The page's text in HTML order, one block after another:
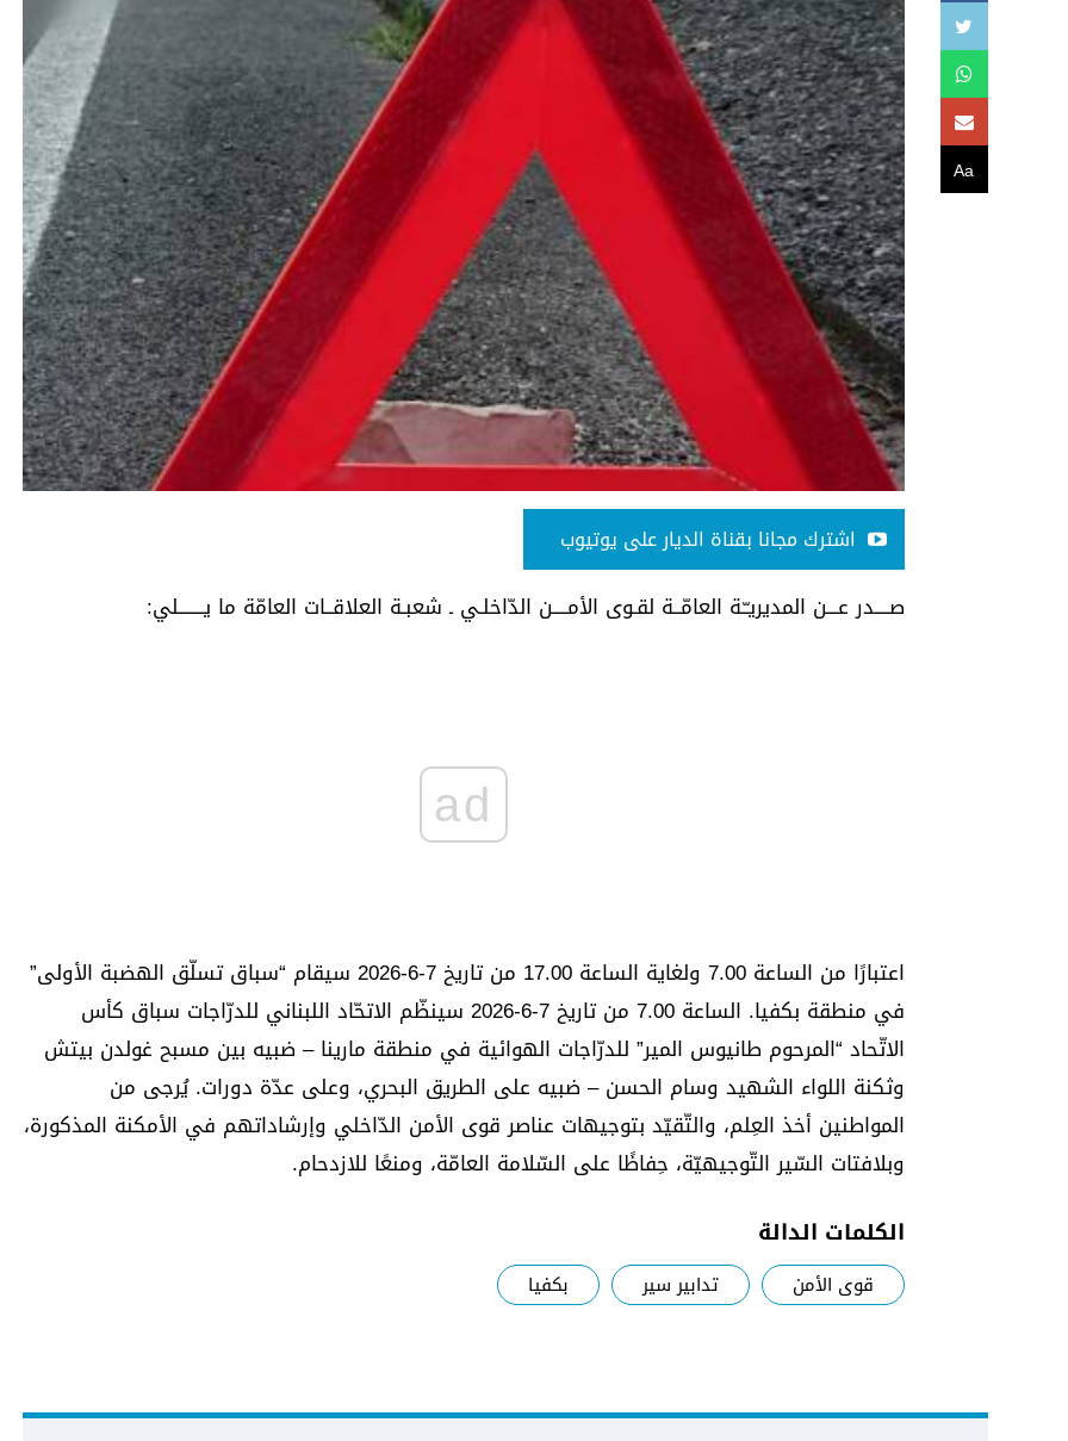
Aa
اشترك مجانا بقناة الديار على يوتيوب
صــــدر عـــن المديريـّـة العامّــة لقـوى الأمــــن الدّاخلـي ـ شعبـة العلاقــات العامّة ما يـــــــلي:
ad
اعتبارًا من الساعة 7.00 ولغاية الساعة 17.00 من تاريخ 7-6-2026 سيقام “سباق تسلّق الهضبة الأولى”
في منطقة بكفيا. الساعة 7.00 من تاريخ 7-6-2026 سينظّم الاتحّاد اللبناني للدرّاجات سباق كأس
الاتّحاد “المرحوم طانيوس المير” للدرّاجات الهوائية في منطقة مارينا – ضبيه بين مسبح غولدن بيتش
وثكنة اللواء الشهيد وسام الحسن – ضبيه على الطريق البحري، وعلى عدّة دورات. يُرجى من
المواطنين أخذ العِلم، والتّقيّد بتوجيهات عناصر قوى الأمن الدّاخلي وإرشاداتهم في الأمكنة المذكورة،
وبلافتات السّير التّوجيهيّة، حِفاظًا على السّلامة العامّة، ومنعًا للازدحام.
الكلمات الدالة
قوى الأمن تدابير سير بكفيا